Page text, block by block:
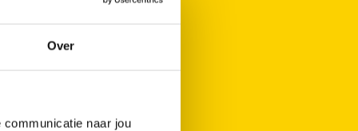
Over
naar jou